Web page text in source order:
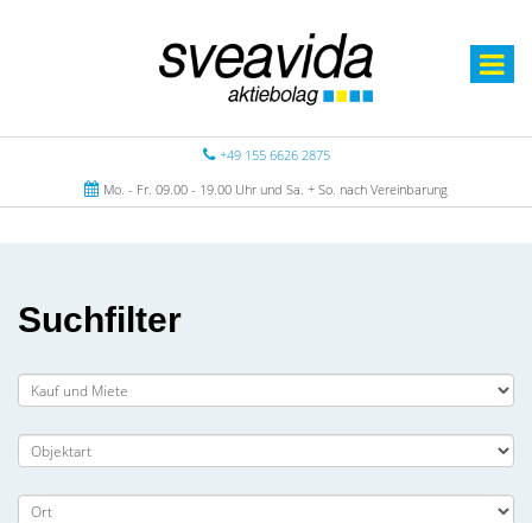
+49 155 6626 2875
Mo. - Fr. 09.00 - 19.00 Uhr und Sa. + So. nach Vereinbarung
Suchfilter